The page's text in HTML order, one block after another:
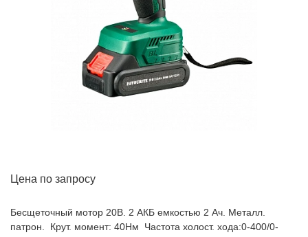
Цена по запросу
Бесщеточный мотор 20В. 2 АКБ емкостью 2 Ач. Металл.
патрон. Крут. момент: 40Нм Частота холост. хода:0-400/0-